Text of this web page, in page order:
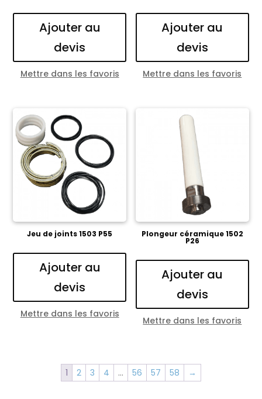
Ajouter au
devis
Mettre dans les favoris
Ajouter au
devis
Mettre dans les favoris
Jeu de joints 1503 P55
Ajouter au
devis
Mettre dans les favoris
Plongeur céramique 1502
P26
Ajouter au
devis
Mettre dans les favoris
1 2 3 4 … 56 57 58 →